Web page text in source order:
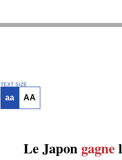
TEXT SIZE
aa AA
Le Japon gagne